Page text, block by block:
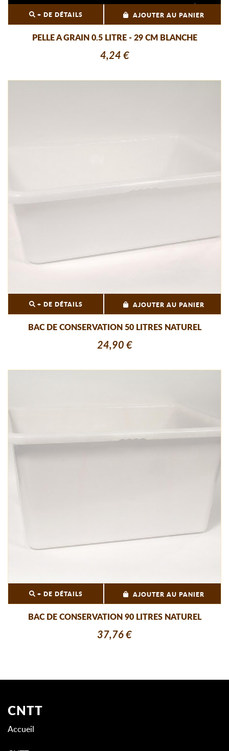
+ DE DÉTAILS AJOUTER AU PANIER
PELLE A GRAIN 0.5 LITRE - 29 CM BLANCHE
4,24 €
+ DE DÉTAILS AJOUTER AU PANIER
BAC DE CONSERVATION 50 LITRES NATUREL
24,90 €
+ DE DÉTAILS AJOUTER AU PANIER
BAC DE CONSERVATION 90 LITRES NATUREL
37,76 €
CNTT
Accueil